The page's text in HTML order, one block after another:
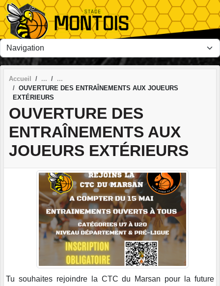
Accueil
OUVERTURE DES ENTRAÎNEMENTS AUX JOUEURS
EXTÉRIEURS
OUVERTURE DES
ENTRAÎNEMENTS AUX
JOUEURS EXTÉRIEURS
Tu souhaites rejoindre la CTC du Marsan pour la future
Panneau de gestion des cookies